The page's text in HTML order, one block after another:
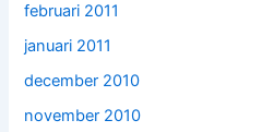
februari 2011
januari 2011
december 2010
november 2010